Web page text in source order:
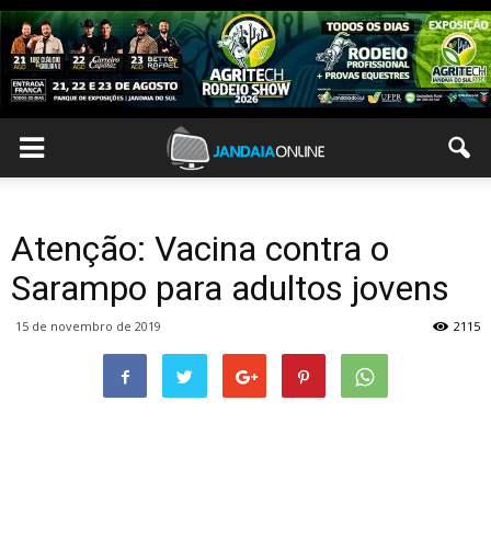
Atenção: Vacina contra o
Sarampo para adultos jovens
15 de novembro de 2019 2115